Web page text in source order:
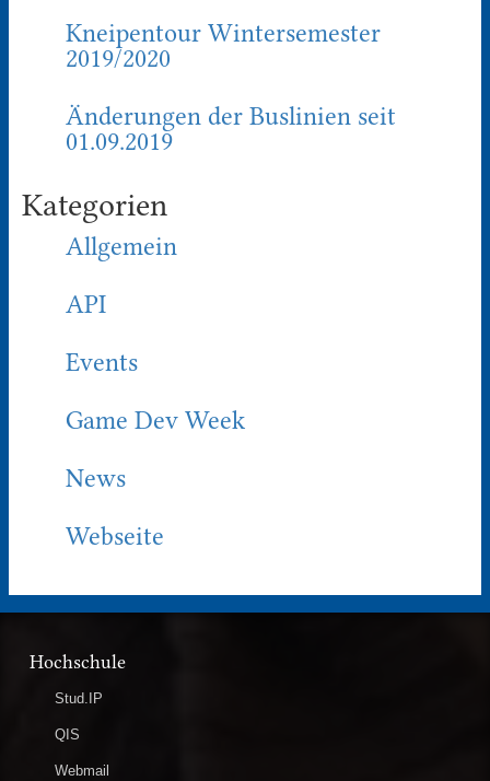
Kneipentour Wintersemester
2019/2020
Änderungen der Buslinien seit
01.09.2019
Kategorien
Allgemein
API
Events
Game Dev Week
News
Webseite
Hochschule
Stud.IP
QIS
Webmail